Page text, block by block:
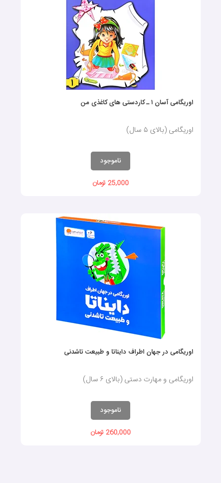
اوریگامی آسان ۱ ـ کاردستی های کاغذی من
اوریگامی (بالای ۵ سال)
ناموجود
25,000 تومان
اوریگامی در جهان اطراف دایناتا و طبیعت تاشدنی
اوریگامی و مهارت دستی (بالای ۶ سال)
ناموجود
260,000 تومان